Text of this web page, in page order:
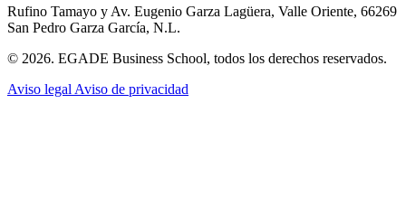
Rufino Tamayo y Av. Eugenio Garza Lagüera, Valle Oriente, 66269
San Pedro Garza García, N.L.
© 2026. EGADE Business School, todos los derechos reservados.
Aviso legal Aviso de privacidad